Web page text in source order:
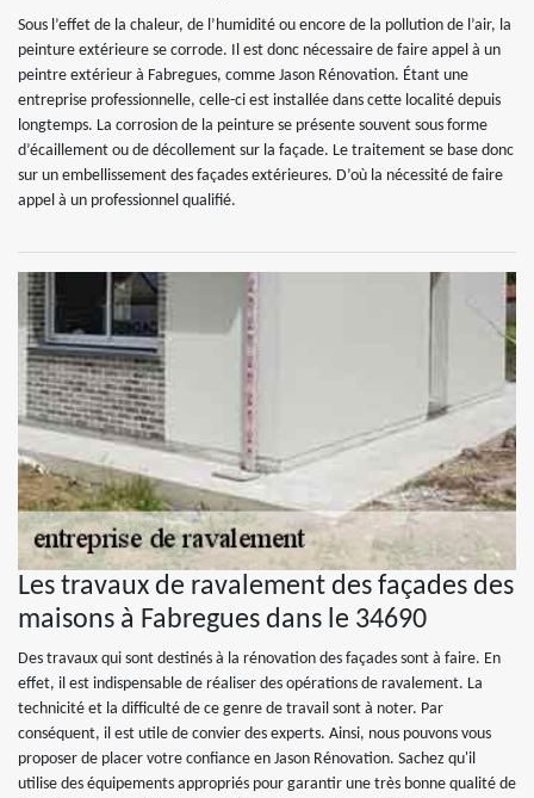
Sous l’effet de la chaleur, de l’humidité ou encore de la pollution de l’air, la
peinture extérieure se corrode. Il est donc nécessaire de faire appel à un
peintre extérieur à Fabregues, comme Jason Rénovation. Étant une
entreprise professionnelle, celle-ci est installée dans cette localité depuis
longtemps. La corrosion de la peinture se présente souvent sous forme
d’écaillement ou de décollement sur la façade. Le traitement se base donc
sur un embellissement des façades extérieures. D’où la nécessité de faire
appel à un professionnel qualifié.
Les travaux de ravalement des façades des
maisons à Fabregues dans le 34690
Des travaux qui sont destinés à la rénovation des façades sont à faire. En
effet, il est indispensable de réaliser des opérations de ravalement. La
technicité et la difficulté de ce genre de travail sont à noter. Par
conséquent, il est utile de convier des experts. Ainsi, nous pouvons vous
proposer de placer votre confiance en Jason Rénovation. Sachez qu'il
utilise des équipements appropriés pour garantir une très bonne qualité de